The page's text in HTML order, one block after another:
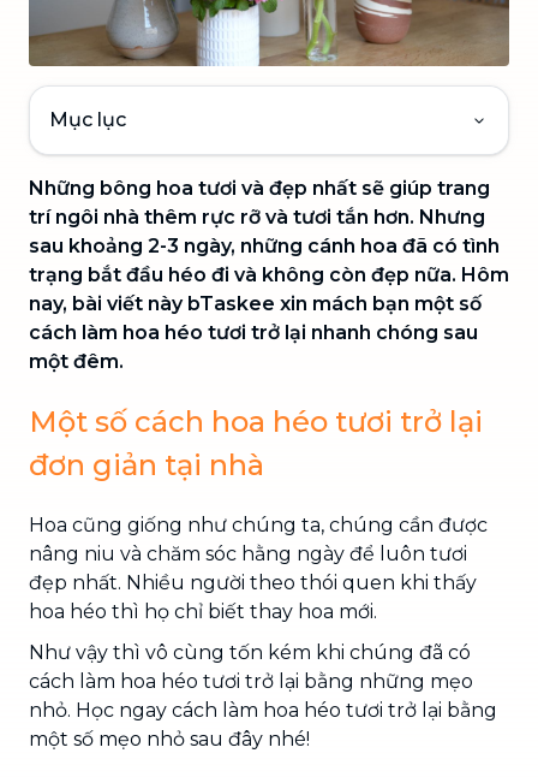
Mục lục
Những bông hoa tươi và đẹp nhất sẽ giúp trang
trí ngôi nhà thêm rực rỡ và tươi tắn hơn. Nhưng
sau khoảng 2-3 ngày, những cánh hoa đã có tình
trạng bắt đầu héo đi và không còn đẹp nữa. Hôm
nay, bài viết này bTaskee xin mách bạn một số
cách làm hoa héo tươi trở lại nhanh chóng sau
một đêm.
Một số cách hoa héo tươi trở lại
đơn giản tại nhà
Hoa cũng giống như chúng ta, chúng cần được
nâng niu và chăm sóc hằng ngày để luôn tươi
đẹp nhất. Nhiều người theo thói quen khi thấy
hoa héo thì họ chỉ biết thay hoa mới.
Như vậy thì vô cùng tốn kém khi chúng đã có
cách làm hoa héo tươi trở lại bằng những mẹo
nhỏ. Học ngay cách làm hoa héo tươi trở lại bằng
một số mẹo nhỏ sau đây nhé!